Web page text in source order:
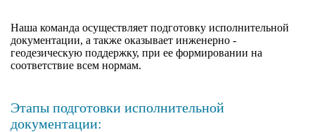
Наша команда осуществляет подготовку исполнительной
документации, а также оказывает инженерно -
геодезическую поддержку, при ее формировании на
соответствие всем нормам.
Этапы подготовки исполнительной
документации: